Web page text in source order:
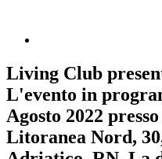
Living Club
L'evento in
Agosto 2022
Litoranea Nord,